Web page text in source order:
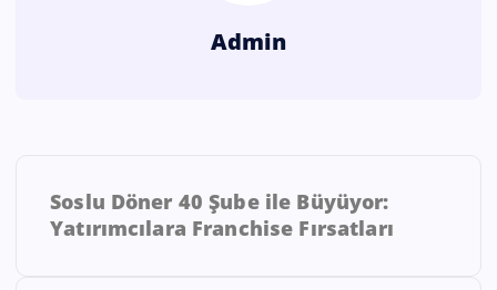
Admin
Soslu Döner 40 Şube ile Büyüyor:
Yatırımcılara Franchise Fırsatları